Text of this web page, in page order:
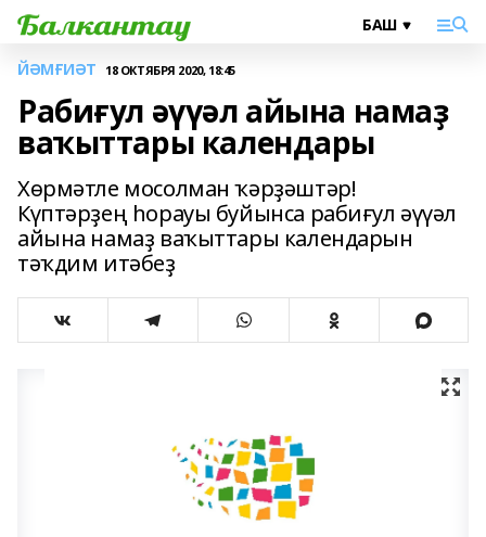
ЙӘМҒИӘТ 18 ОКТЯБРЯ 2020, 18:45
Рабиғул әүүәл айына намаҙ
ваҡыттары календары
Хөрмәтле мосолман ҡәрҙәштәр!
Күптәрҙең һорауы буйынса рабиғул әүүәл
айына намаҙ ваҡыттары календарын
тәҡдим итәбеҙ